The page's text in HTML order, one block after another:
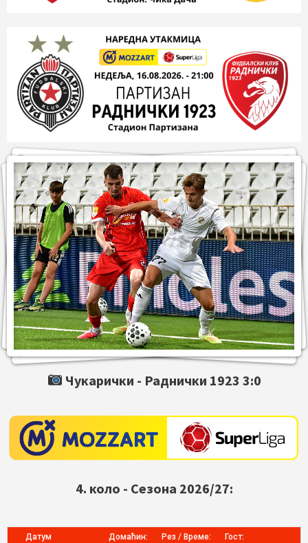
Чукарички - Раднички 1923 3:0
4. коло - Сезона 2026/27:
Датум Домаћин: Рез / Време: Гост: